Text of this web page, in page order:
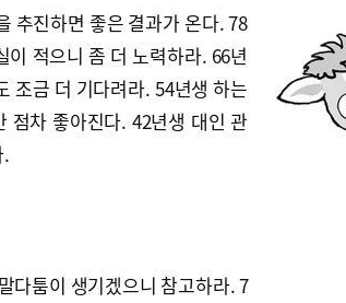
추진하면 좋은 결과가 온다. 78
적으니 좀 더 노력하라. 66년
조금 더 기다려라. 54년생 하는
점차 좋아진다. 42년생 대인 관
.
다툼이 생기겠으니 참고하라. 7